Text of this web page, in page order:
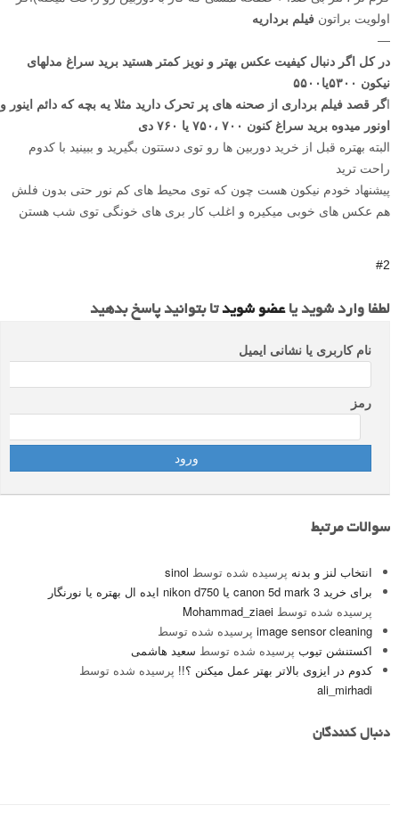
اولویت براتون فیلم برداریه
—
در کل اگر دنبال کیفیت عکس بهتر و نویز کمتر هستید برید سراغ مدلهای
نیکون ۵۳۰۰یا۵۵۰۰
اگر قصد فیلم برداری از صحنه های پر تحرک دارید مثلا یه بچه که دائم اینور و
اونور میدوه برید سراغ کنون ۷۰۰ ،۷۵۰ یا ۷۶۰ دی
البته بهتره قبل از خرید دوربین ها رو توی دستتون بگیرید و ببینید با کدوم
راحت ترید
پیشنهاد خودم نیکون هست چون که توی محیط های کم نور حتی بدون فلش
هم عکس های خوبی میکیره و اغلب کار بری های خونگی توی شب هستن
#2
لطفا وارد شوید یاعضو شویدتا بتوانید پاسخ بدهید
نام کاربری یا نشانی ایمیل
رمز
سوالات مرتبط
انتخاب لنز و بدنه پرسیده شده توسط sinol
برای خرید canon 5d mark 3 یا nikon d750 ایده ال بهتره یا نورنگار
پرسیده شده توسط Mohammad_ziaei
image sensor cleaning پرسیده شده توسط
اکستنشن تیوب پرسیده شده توسط سعید هاشمی
کدوم در ایزوی بالاتر بهتر عمل میکنن ؟!! پرسیده شده توسط
ali_mirhadi
دنبال کنندگان